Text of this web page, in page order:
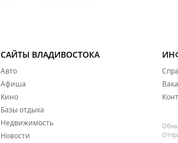
САЙТЫ ВЛАДИВОСТОКА
Авто
Афиша
Кино
Базы отдыха
Недвижимость
Новости